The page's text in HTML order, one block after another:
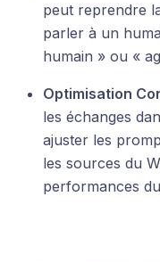
peut reprendre
parler à un
humain » ou «
Optimisation
les échanges
ajuster les
les sources du
performances